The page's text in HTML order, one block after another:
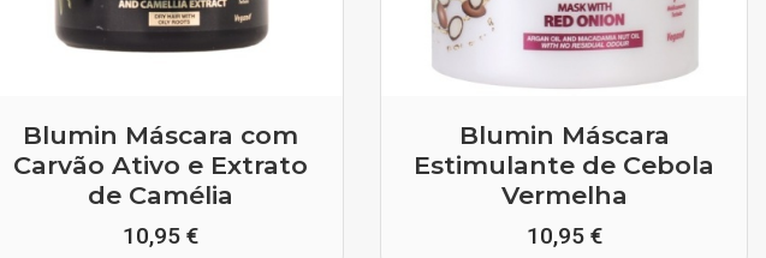
Blumin Máscara com
Carvão Ativo e Extrato
de Camélia
10,95 €
Blumin Máscara
Estimulante de Cebola
Vermelha
10,95 €